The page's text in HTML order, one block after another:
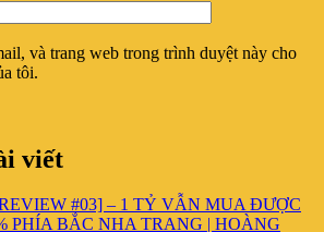
và trang web trong trình duyệt này cho
tôi.
viết
#03] – 1 TỶ VẪN MUA ĐƯỢC
PHÍA BẮC NHA TRANG | HOÀNG